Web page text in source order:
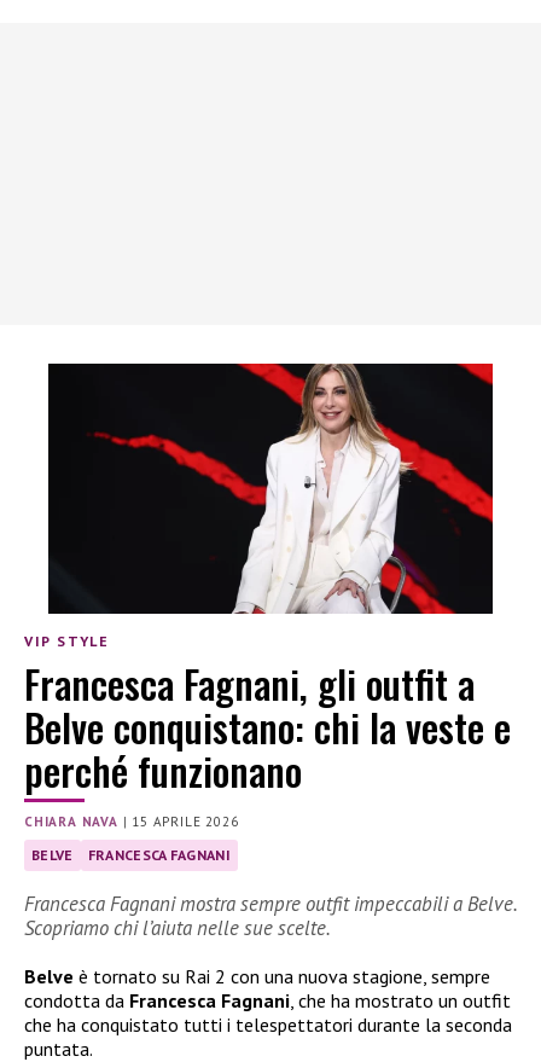
VIP STYLE
Francesca Fagnani, gli outfit a
Belve conquistano: chi la veste e
perché funzionano
CHIARA NAVA | 15 APRILE 2026
BELVE FRANCESCA FAGNANI
Francesca Fagnani mostra sempre outfit impeccabili a Belve.
Scopriamo chi l’aiuta nelle sue scelte.
Belve è tornato su Rai 2 con una nuova stagione, sempre
condotta da Francesca Fagnani , che ha mostrato un outfit
che ha conquistato tutti i telespettatori durante la seconda
puntata.